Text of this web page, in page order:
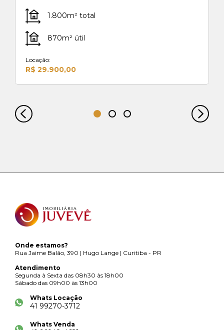
1.800m² total
870m² útil
Locação:
R$ 29.900,00
Onde estamos?
Rua Jaime Balão, 390 | Hugo Lange | Curitiba - PR
Atendimento
Segunda à Sexta das 08h30 às 18h00
Sábado das 09h00 às 13h00
Whats Locação
41 99270-3712
Whats Venda